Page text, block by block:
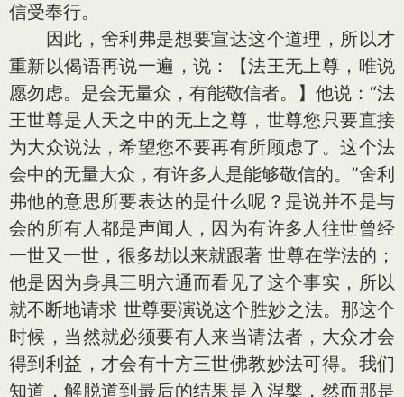
信受奉行。
因此，舍利弗是想要宣达这个道理，所以才
重新以偈语再说一遍，说：【法王无上尊，唯说
愿勿虑。是会无量众，有能敬信者。】他说：“法
王世尊是人天之中的无上之尊，世尊您只要直接
为大众说法，希望您不要再有所顾虑了。这个法
会中的无量大众，有许多人是能够敬信的。”舍利
弗他的意思所要表达的是什么呢？是说并不是与
会的所有人都是声闻人，因为有许多人往世曾经
一世又一世，很多劫以来就跟著 世尊在学法的；
他是因为身具三明六通而看见了这个事实，所以
就不断地请求 世尊要演说这个胜妙之法。那这个
时候，当然就必须要有人来当请法者，大众才会
得到利益，才会有十方三世佛教妙法可得。我们
知道，解脱道到最后的结果是入涅槃，然而那是